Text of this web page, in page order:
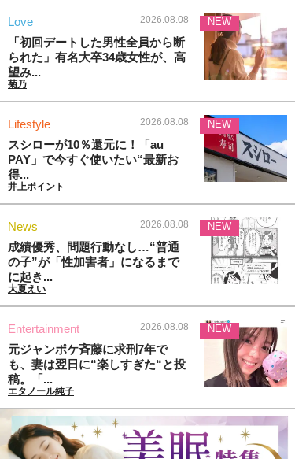
Love 2026.08.08
「初回デートした男性全員から断
られた」有名大卒34歳女性が、高
望み...
菊乃
NEW
Lifestyle 2026.08.08
スシローが10％還元に！「au
PAY」で今すぐ使いたい“最新お
得...
井上ポイント
NEW
News 2026.08.08
成績優秀、問題行動なし…“普通
の子”が「性加害者」になるまで
に起き...
大夏えい
NEW
Entertainment 2026.08.08
元ジャンポケ斉藤に求刑7年で
も、妻は翌日に“楽しすぎた“と投
稿。「...
エタノール純子
NEW